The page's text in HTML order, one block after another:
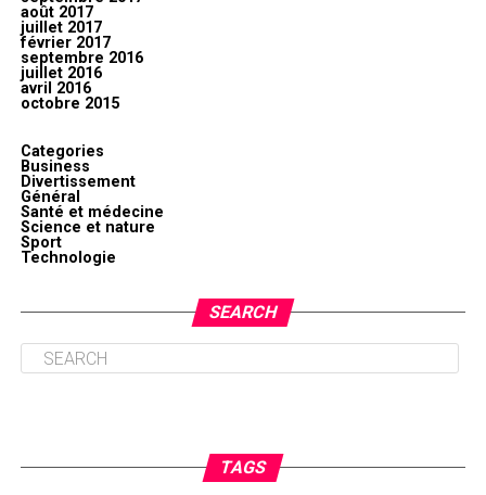
août 2017
juillet 2017
février 2017
septembre 2016
juillet 2016
avril 2016
octobre 2015
Categories
Business
Divertissement
Général
Santé et médecine
Science et nature
Sport
Technologie
SEARCH
TAGS